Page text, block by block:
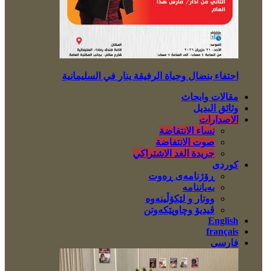
احتفاء بنضال وحياة الرفيقة ينار في السليمانية
مقالات وابحاث
وثائق البديل
الاصدارات
نساء الانتفاضة
صوت الانتفاضة
جريدة الغد الاشتراكي
کوردی
ڕۆژنامەی ڕەوت
بەیاننامە
ووتار و لێکۆڵینەوە
ڤیدیۆ وچاوپێکەوتن
English
français
فارسی